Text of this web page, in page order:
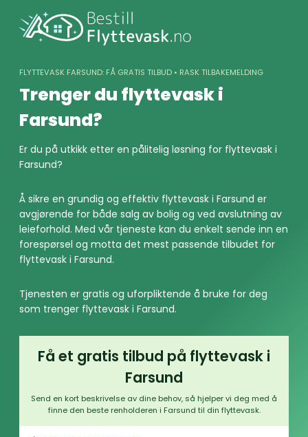
content
FLYTTEVASK FARSUND: FÅ GRATIS TILBUD • RASK TILBAKEMELDING
Trenger du flyttevask i
Farsund?
Er du på utkikk etter en pålitelig løsning for flyttevask i
Farsund?
Å sikre en grundig og effektiv flyttevask i Farsund er
avgjørende for både salg av bolig og ved avslutning av
leieforhold. Med vår tjeneste kan du enkelt sende inn en
forespørsel og motta det mest passende tilbudet for
flyttevask i Farsund.
Tjenesten er gratis og uforpliktende å bruke for deg
som trenger flyttevask i Farsund.
Få et gratis tilbud på flyttevask i
Farsund
Send en kort beskrivelse av dine behov, så hjelper vi deg med å
finne den beste renholderen i Farsund til din flyttevask.